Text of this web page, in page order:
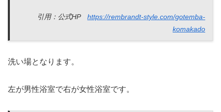
引用：公式HP https://rembrandt-style.com/gotemba-
komakado
洗い場となります。
左が男性浴室で右が女性浴室です。